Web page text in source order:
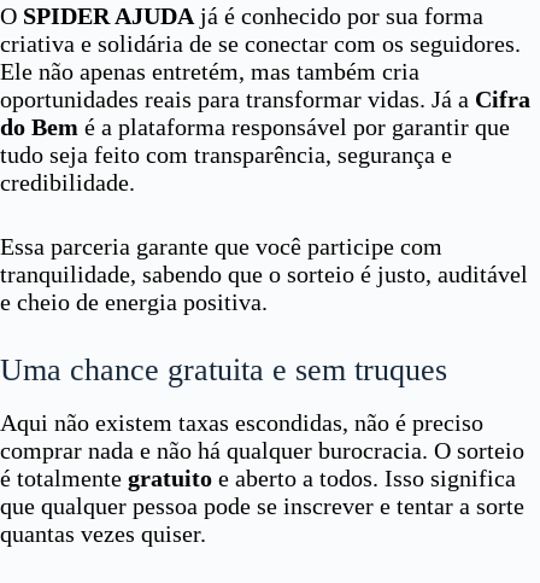
O SPIDER AJUDA já é conhecido por sua forma
criativa e solidária de se conectar com os seguidores.
Ele não apenas entretém, mas também cria
oportunidades reais para transformar vidas. Já a Cifra
do Bem é a plataforma responsável por garantir que
tudo seja feito com transparência, segurança e
credibilidade.
Essa parceria garante que você participe com
tranquilidade, sabendo que o sorteio é justo, auditável
e cheio de energia positiva.
Uma chance gratuita e sem truques
Aqui não existem taxas escondidas, não é preciso
comprar nada e não há qualquer burocracia. O sorteio
é totalmente gratuito e aberto a todos. Isso significa
que qualquer pessoa pode se inscrever e tentar a sorte
quantas vezes quiser.